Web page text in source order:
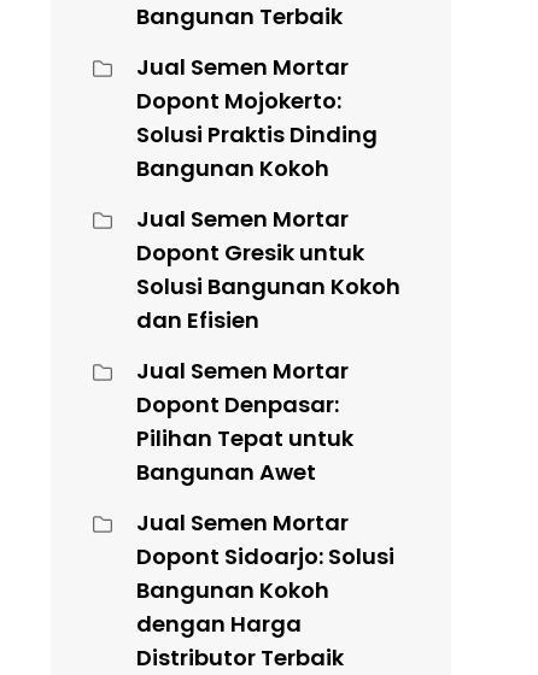
Bangunan Terbaik
Jual Semen Mortar
Dopont Mojokerto:
Solusi Praktis Dinding
Bangunan Kokoh
Jual Semen Mortar
Dopont Gresik untuk
Solusi Bangunan Kokoh
dan Efisien
Jual Semen Mortar
Dopont Denpasar:
Pilihan Tepat untuk
Bangunan Awet
Jual Semen Mortar
Dopont Sidoarjo: Solusi
Bangunan Kokoh
dengan Harga
Distributor Terbaik